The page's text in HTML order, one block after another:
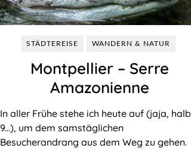
STÄDTEREISE WANDERN & NATUR
Montpellier – Serre
Amazonienne
In aller Frühe stehe ich heute auf (jaja, halb
9...), um dem samstäglichen
Besucherandrang aus dem Weg zu gehen.